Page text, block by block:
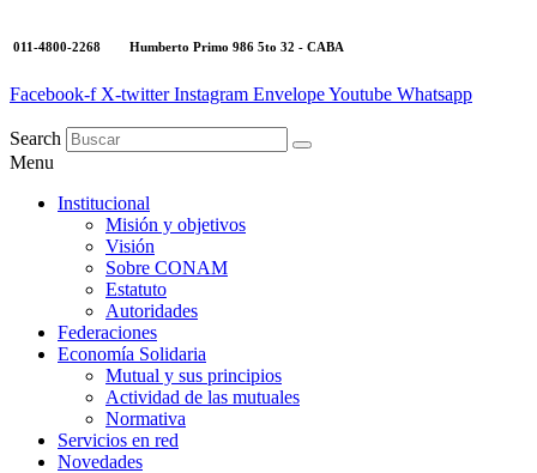
011-4800-2268 Humberto Primo 986 5to 32 - CABA
Facebook-f X-twitter Instagram EnvelopeYoutube Whatsapp
Search
Menu
Institucional
Misión y objetivos
Visión
Sobre CONAM
Estatuto
Autoridades
Federaciones
Economía Solidaria
Mutual y sus principios
Actividad de las mutuales
Normativa
Servicios en red
Novedades